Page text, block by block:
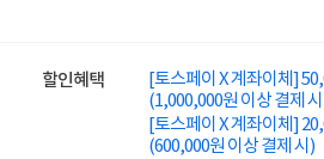
할인혜택
[토스페이 X 계좌이체]
(1,000,000원 이상 결제
[토스페이 X 계좌이체]
(600,000원 이상 결제 시)